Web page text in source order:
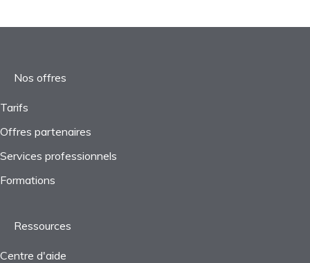
Projets
Questions fréquentes
Nos offres
Tarifs
Offres partenaires
Services professionnels
Formations
Ressources
Centre d'aide